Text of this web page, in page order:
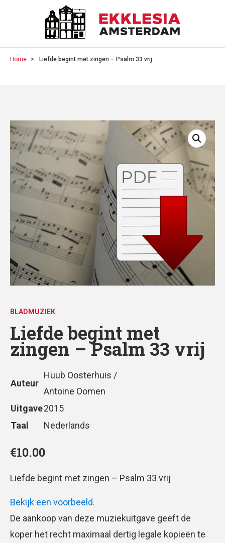
Home Liefde begint met zingen – Psalm 33 vrij
BLADMUZIEK
Liefde begint met
zingen – Psalm 33 vrij
Auteur
Huub Oosterhuis /
Antoine Oomen
Uitgave2015
Taal
Nederlands
€10.00
Liefde begint met zingen – Psalm 33 vrij
Bekijk een voorbeeld.
De aankoop van deze muziekuitgave geeft de
koper het recht maximaal dertig legale kopieën te